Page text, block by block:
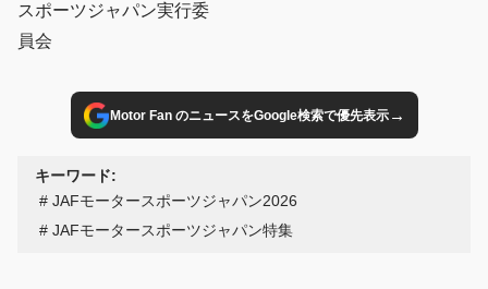
スポーツジャパン実行委
員会
Motor Fan のニュースをGoogle検索で優先表示→
キーワード:
JAFモータースポーツジャパン2026
JAFモータースポーツジャパン特集